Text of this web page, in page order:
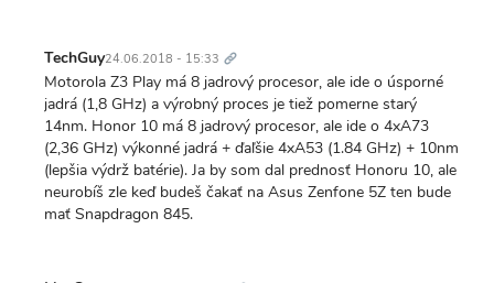
TechGuy24.06.2018 - 15:33 odkaz
Motorola Z3 Play má 8 jadrový procesor, ale ide o úsporné
jadrá (1,8 GHz) a výrobný proces je tiež pomerne starý
14nm. Honor 10 má 8 jadrový procesor, ale ide o 4xA73
(2,36 GHz) výkonné jadrá + ďaľšie 4xA53 (1.84 GHz) + 10nm
(lepšia výdrž batérie). Ja by som dal prednosť Honoru 10, ale
neurobíš zle keď budeš čakať na Asus Zenfone 5Z ten bude
mať Snapdragon 845.